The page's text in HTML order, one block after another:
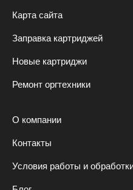
Карта сайта
Заправка картриджей
Новые картриджи
Ремонт оргтехники
О компании
Контакты
Условия работы и